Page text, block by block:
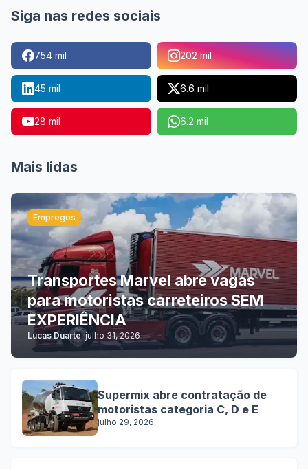
Siga nas redes sociais
754 mil 202 mil
45 mil 6.6 mil
28 mil 6.2 mil
Mais lidas
Empregos
Transportes Marvel abre vagas
para motoristas carreteiros SEM
EXPERIÊNCIA
Lucas Duarte-julho 31, 2026
Supermix abre contratação de
motoristas categoria C, D e E
julho 29, 2026